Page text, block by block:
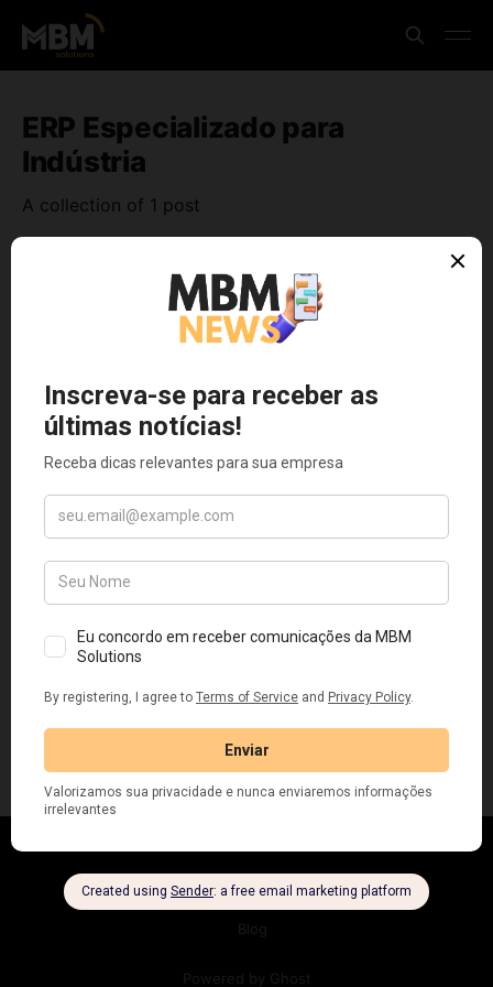
ERP Especializado para
Indústria
A collection of 1 post
O que um ERP genérico não faz
pela sua fábrica
Seu sistema de gestão não entende o que acontece
no chão de fábrica A ordem de produção foi aberta
prima. Mas na linha de produção, a realidade era
outra: o lote estava errado, a quantidade não batia e
o custo calculado não
12 mai 20264 min read
Blog da MBM Solutions© 2026
Blog
Powered by Ghost